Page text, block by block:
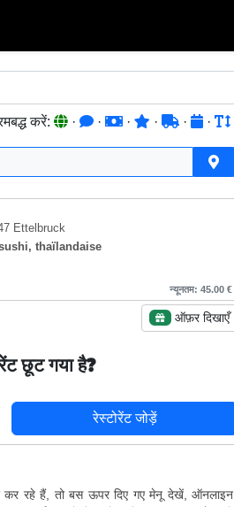
करें: · · · · · ·
Ettelbruck
thaïlandaise
न्यूनतम: 45.00 €
ऑफ़र दिखाएँ
छूट गया है?
रेस्टोरेंट जोड़ें
कर रहे हैं, तो बस ऊपर दिए गए मेनू देखें, ऑनलाइन